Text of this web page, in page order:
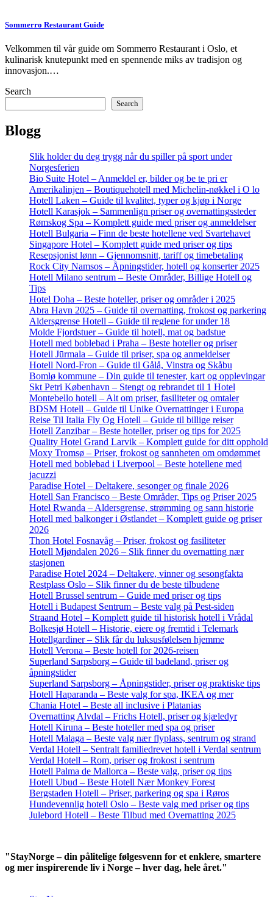
Sommerro Restaurant Guide
Velkommen til vår guide om Sommerro Restaurant i Oslo, et
kulinarisk knutepunkt med en spennende miks av tradisjon og
innovasjon.…
Search
Search
Blogg
Slik holder du deg trygg når du spiller på sport under
Norgesferien
Bio Suite Hotel – Anmeldel er, bilder og be te pri er
Amerikalinjen – Boutiquehotell med Michelin-nøkkel i O lo
Hotell Laken – Guide til kvalitet, typer og kjøp i Norge
Hotell Karasjok – Sammenlign priser og overnattingssteder
Rømskog Spa – Komplett guide med priser og anmeldelser
Hotell Bulgaria – Finn de beste hotellene ved Svartehavet
Singapore Hotel – Komplett guide med priser og tips
Resepsjonist lønn – Gjennomsnitt, tariff og timebetaling
Rock City Namsos – Åpningstider, hotell og konserter 2025
Hotell Milano sentrum – Beste Områder, Billige Hotell og
Tips
Hotel Doha – Beste hoteller, priser og områder i 2025
Abra Havn 2025 – Guide til overnatting, frokost og parkering
Aldersgrense Hotell – Guide til reglene for under 18
Molde Fjordstuer – Guide til hotell, mat og badstue
Hotell med boblebad i Praha – Beste hoteller og priser
Hotell Jūrmala – Guide til priser, spa og anmeldelser
Hotell Nord-Fron – Guide til Gålå, Vinstra og Skåbu
Bomlø kommune – Din guide til tenester, kart og opplevingar
Skt Petri København – Stengt og rebrandet til 1 Hotel
Montebello hotell – Alt om priser, fasiliteter og omtaler
BDSM Hotell – Guide til Unike Overnattinger i Europa
Reise Til Italia Fly Og Hotell – Guide til billige reiser
Hotell Zanzibar – Beste hoteller, priser og tips for 2025
Quality Hotel Grand Larvik – Komplett guide for ditt opphold
Moxy Tromsø – Priser, frokost og sannheten om omdømmet
Hotell med boblebad i Liverpool – Beste hotellene med
jacuzzi
Paradise Hotel – Deltakere, sesonger og finale 2026
Hotell San Francisco – Beste Områder, Tips og Priser 2025
Hotel Rwanda – Aldersgrense, strømming og sann historie
Hotell med balkonger i Østlandet – Komplett guide og priser
2026
Thon Hotel Fosnavåg – Priser, frokost og fasiliteter
Hotell Mjøndalen 2026 – Slik finner du overnatting nær
stasjonen
Paradise Hotel 2024 – Deltakere, vinner og sesongfakta
Restplass Oslo – Slik finner du de beste tilbudene
Hotell Brussel sentrum – Guide med priser og tips
Hotell i Budapest Sentrum – Beste valg på Pest-siden
Straand Hotel – Komplett guide til historisk hotell i Vrådal
Bolkesjø Hotell – Historie, eiere og fremtid i Telemark
Hotellgardiner – Slik får du luksusfølelsen hjemme
Hotell Verona – Beste hotell for 2026-reisen
Superland Sarpsborg – Guide til badeland, priser og
åpningstider
Superland Sarpsborg – Åpningstider, priser og praktiske tips
Hotell Haparanda – Beste valg for spa, IKEA og mer
Chania Hotel – Beste all inclusive i Platanias
Overnatting Alvdal – Frichs Hotell, priser og kjæledyr
Hotell Kiruna – Beste hoteller med spa og priser
Hotell Malaga – Beste valg nær flyplass, sentrum og strand
Verdal Hotell – Sentralt familiedrevet hotell i Verdal sentrum
Verdal Hotell – Rom, priser og frokost i sentrum
Hotell Palma de Mallorca – Beste valg, priser og tips
Hotell Ubud – Beste Hotell Nær Monkey Forest
Bergstaden Hotell – Priser, parkering og spa i Røros
Hundevennlig hotell Oslo – Beste valg med priser og tips
Julebord Hotell – Beste Tilbud med Overnatting 2025
"StayNorge – din pålitelige følgesvenn for et enklere, smartere
og mer inspirerende liv i Norge – hver dag, hele året."